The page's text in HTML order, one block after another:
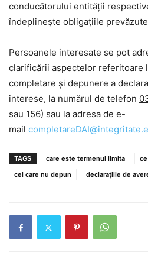
conducătorului entităţii
îndeplineşte obligaţiile
Persoanele interesate se pot
clarificării aspectelor referitoare
completare și depunere a
interese, la numărul de telefon
sau 156) sau la adresa de e-
mail
TAGS care este termenul limita
cei care nu depun
declarațiile de